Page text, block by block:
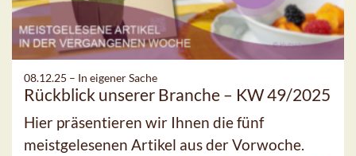
08.12.25 – In eigener Sache
Rückblick unserer Branche – KW 49/2025
Hier präsentieren wir Ihnen die fünf
meistgelesenen Artikel aus der Vorwoche.